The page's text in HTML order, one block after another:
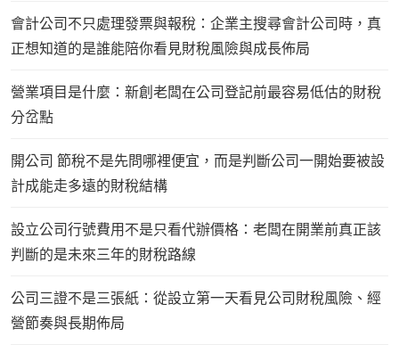
會計公司不只處理發票與報稅：企業主搜尋會計公司時，真
正想知道的是誰能陪你看見財稅風險與成長佈局
營業項目是什麼：新創老闆在公司登記前最容易低估的財稅
分岔點
開公司 節稅不是先問哪裡便宜，而是判斷公司一開始要被設
計成能走多遠的財稅結構
設立公司行號費用不是只看代辦價格：老闆在開業前真正該
判斷的是未來三年的財稅路線
公司三證不是三張紙：從設立第一天看見公司財稅風險、經
營節奏與長期佈局